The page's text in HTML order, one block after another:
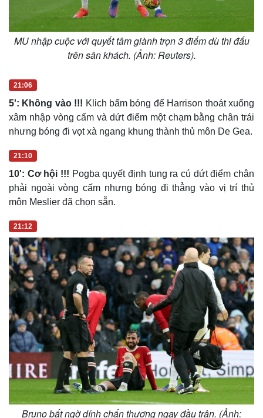
Bất động sản
Khởi nghiệp
Giá vàng
Tiêu dùng
Tỷ giá
MU nhập cuộc với quyết tâm giành trọn 3 điểm dù thi đấu
trên sân khách. (Ảnh: Reuters).
21:06
5': Không vào !!! Klich bấm bóng để Harrison thoát xuống
xâm nhập vòng cấm và dứt điểm một chạm bằng chân trái
nhưng bóng đi vọt xà ngang khung thành thủ môn De Gea.
21:10
10': Cơ hội !!! Pogba quyết định tung ra cú dứt điểm chân
phải ngoài vòng cấm nhưng bóng đi thẳng vào vị trí thủ
môn Meslier đã chọn sẵn.
21:12
Bruno bất ngờ dính chấn thương ngay đầu trận. (Ảnh: